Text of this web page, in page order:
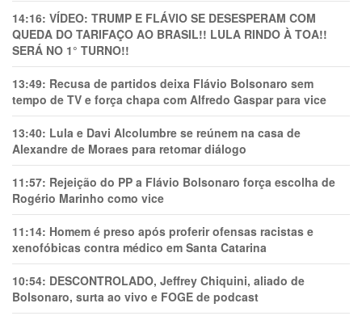
14:16: VÍDEO: TRUMP E FLÁVIO SE DESESPERAM COM
QUEDA DO TARIFAÇO AO BRASIL!! LULA RINDO À TOA!!
SERÁ NO 1° TURNO!!
13:49: Recusa de partidos deixa Flávio Bolsonaro sem
tempo de TV e força chapa com Alfredo Gaspar para vice
13:40: Lula e Davi Alcolumbre se reúnem na casa de
Alexandre de Moraes para retomar diálogo
11:57: Rejeição do PP a Flávio Bolsonaro força escolha de
Rogério Marinho como vice
11:14: Homem é preso após proferir ofensas racistas e
xenofóbicas contra médico em Santa Catarina
10:54: DESCONTROLADO, Jeffrey Chiquini, aliado de
Bolsonaro, surta ao vivo e FOGE de podcast